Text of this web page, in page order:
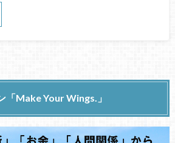
「Make Your Wings.」